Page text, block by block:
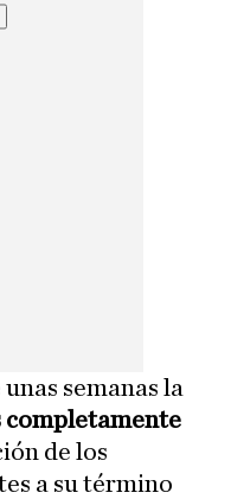
semanas la
completamente
de los
a su término